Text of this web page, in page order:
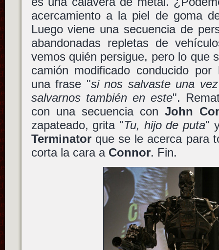
acercamiento a la piel de goma
Luego viene una secuencia de
abandonadas repletas de
vemos quién persigue, pero lo que
camión modificado conducido
una frase "si nos salvaste una
salvarnos también en este".
con una secuencia con John
zapateado, grita "Tu, hijo de puta"
Terminatorque se le acerca para
corta la cara a Connor. Fin.